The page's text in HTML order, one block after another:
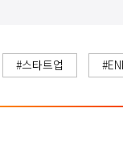
#스타트업